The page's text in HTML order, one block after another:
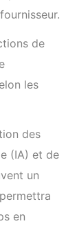
de
les
des
(IA) et de
un
en